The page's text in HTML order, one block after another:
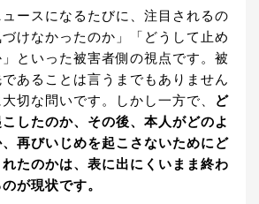
ースになるたびに、注目されるの
けなかったのか」「どうして止め
といった被害者側の視点です。被
あることは言うまでもありません
切な問いです。しかし一方で、
ど
したのか、その後、本人がどのよ
再びいじめを起こさないためにど
たのかは、表に出にくいまま終わ
が現状です。